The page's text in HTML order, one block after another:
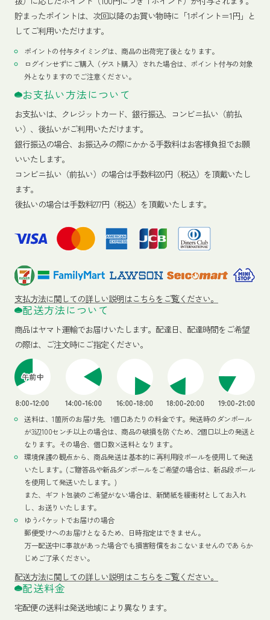
貯まったポイントは、次回以降のお買い物時に「1ポイント＝1円」と
してご利用いただけます。
ポイントの付与タイミングは、商品の出荷完了後となります。
ログインせずにご購入（ゲスト購入）された場合は、ポイント付与の対象
外となりますのでご注意ください。
お支払い方法について
お支払いは、クレジットカード、銀行振込、コンビニ払い（前払
い）、後払いがご利用いただけます。
銀行振込の場合、お振込みの際にかかる手数料はお客様負担でお願
いいたします。
コンビニ払い（前払い）の場合は手数料220円（税込）を頂戴いたし
ます。
後払いの場合は手数料277円（税込）を頂戴いたします。
支払方法に関しての詳しい説明はこちらをご覧ください。
配送方法について
商品はヤマト運輸でお届けいたします。 配達日、配達時間をご希望
の際は、ご注文時にご指定ください。
送料は、1箇所のお届け先、1個口あたりの料金です。発送時のダンボール
が3辺100センチ以上の場合は、商品の破損を防ぐため、2個口以上の発送と
なります。その場合、個口数×送料となります。
環境保護の観点から、商品発送は基本的に再利用段ボールを使用して発送
いたします。(ご贈答品や新品ダンボールをご希望の場合は、新品段ボール
を使用して発送いたします。)
また、ギフト包装のご希望がない場合は、新聞紙を緩衝材としてお入れ
し、お送りいたします。
ゆうパケットでお届けの場合
郵便受けへのお届けとなるため、日時指定はできません。
万一配送中に事故があった場合でも損害賠償をおこないませんのであらか
じめご了承ください。
配送方法に関しての詳しい説明はこちらをご覧ください。
配送料金
宅配便の送料は発送地域により異なります。